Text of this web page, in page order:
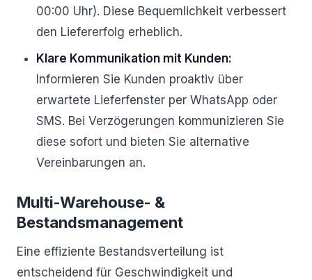
00:00 Uhr). Diese Bequemlichkeit verbessert
den Liefererfolg erheblich.
Klare Kommunikation mit Kunden:
Informieren Sie Kunden proaktiv über
erwartete Lieferfenster per WhatsApp oder
SMS. Bei Verzögerungen kommunizieren Sie
diese sofort und bieten Sie alternative
Vereinbarungen an.
Multi-Warehouse- &
Bestandsmanagement
Eine effiziente Bestandsverteilung ist
entscheidend für Geschwindigkeit und